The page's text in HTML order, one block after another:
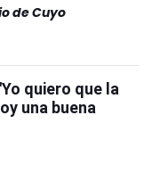
de Cuyo
quiero que la
una buena